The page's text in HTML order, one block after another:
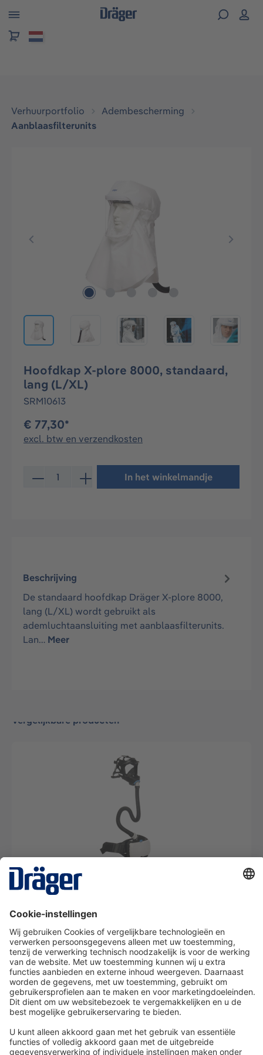
Verhuurportfolio
Adembescherming
Aanblaasfilterunits
Hoofdkap X-plore 8000, standaard,
lang (L/XL)
SRM10613
€ 77,30*
excl. btw en verzendkosten
Producthoeveelheid: Voer de gewenste
In het winkelmandje
Beschrijving
De standaard hoofdkap Dräger X-plore 8000,
lang (L/XL) wordt gebruikt als
ademluchtaansluiting met aanblaasfilterunits.
Lan… Meer
Vergelijkbare producten
Aanblaasfilterunit X-plore 8500 compleet pakket
met masker
KIT13
Van € 12,44* per dag
Details
Technologie voor het leven